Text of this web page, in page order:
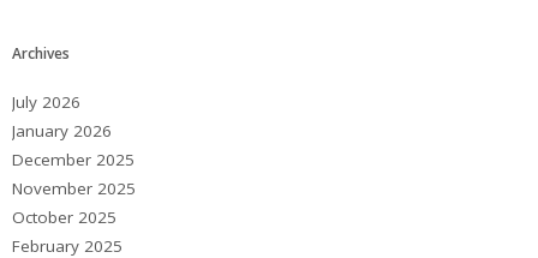
Archives
July 2026
January 2026
December 2025
November 2025
October 2025
February 2025